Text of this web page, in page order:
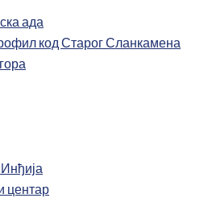
ада
код Старог Сланкамена
центар